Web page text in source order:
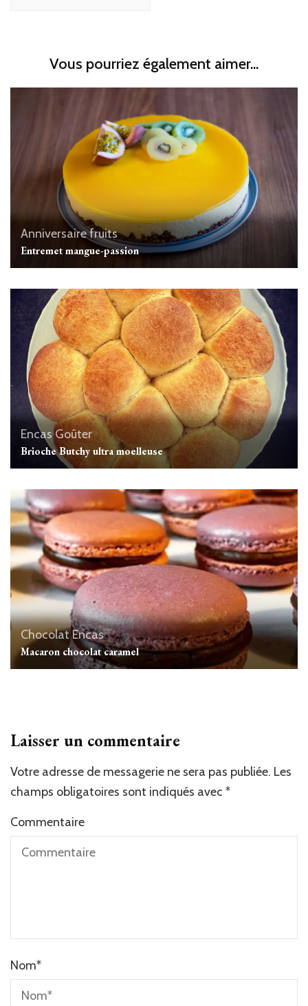
Vous pourriez également aimer...
Anniversairefruits
Entremet mangue-passion
Encas Goûter
Brioche Butchy ultra moelleuse
Chocolat Encas
Macaron chocolat caramel
Laisser un commentaire
Votre adresse de messagerie ne sera pas publiée. Les
champs obligatoires sont indiqués avec *
Commentaire
Nom*